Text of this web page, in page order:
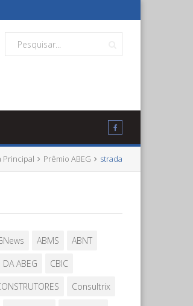
Principal Prêmio ABEG strada
ABMS
ABNT
DA ABEG
CBIC
Consultrix